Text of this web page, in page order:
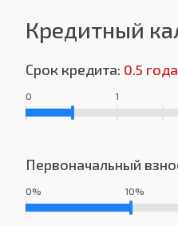
Кредитный
Срок кредита: 0.5
0 1
Первоначальный
0% 10%